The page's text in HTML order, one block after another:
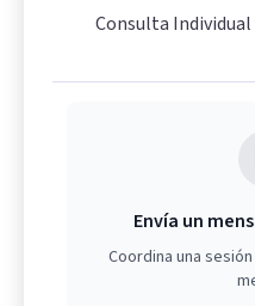
Consulta
Envía un
Coordina una